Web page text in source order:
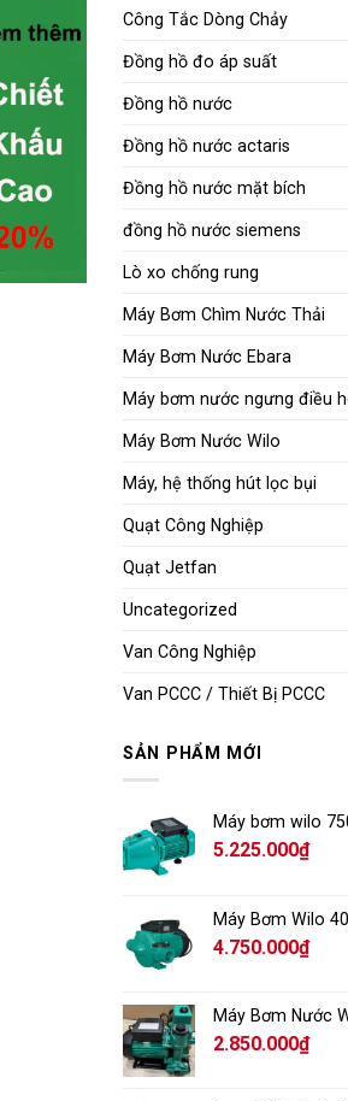
Công Tắc Dòng Chảy
Đồng hồ đo áp suất
Đồng hồ nước
Đồng hồ nước actaris
Đồng hồ nước mặt bích
đồng hồ nước siemens
Lò xo chống rung
Máy Bơm Chìm Nước Thải
Máy Bơm Nước Ebara
Máy bơm nước ngưng điều
Máy Bơm Nước Wilo
Máy, hệ thống hút lọc bụi
Quạt Công Nghiệp
Quạt Jetfan
Uncategorized
Van Công Nghiệp
Van PCCC / Thiết Bị PCCC
SẢN PHẨM MỚI
Máy bơm wilo
5.225.000₫
Máy Bơm Wilo
4.750.000₫
Máy Bơm Nước
2.850.000₫